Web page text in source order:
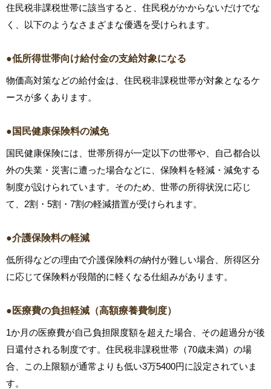
住民税非課税世帯に該当すると、住民税がかからないだけでな
く、以下のようなさまざまな優遇を受けられます。
●低所得世帯向け給付金の支給対象になる
物価高対策などの給付金は、住民税非課税世帯が対象となるケ
ースが多くあります。
●国民健康保険料の減免
国民健康保険には、世帯所得が一定以下の世帯や、自己都合以
外の失業・災害に遭った場合などに、保険料を軽減・減免する
制度が設けられています。そのため、世帯の所得状況に応じ
て、2割・5割・7割の軽減措置が受けられます。
●介護保険料の軽減
低所得などの理由で介護保険料の納付が難しい場合、所得区分
に応じて保険料が段階的に軽くなる仕組みがあります。
●医療費の負担軽減（高額療養費制度）
1か月の医療費が自己負担限度額を超えた場合、その超過分が後
日還付される制度です。住民税非課税世帯（70歳未満）の場
合、この上限額が通常よりも低い3万5400円に設定されていま
す。